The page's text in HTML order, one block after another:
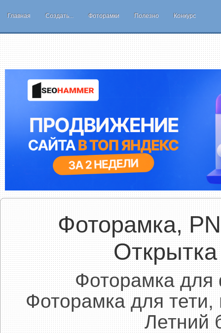
Главная Создать... Фоторамки Полезно Конкурс
Фоторамка,
Фоторамка
Фоторамка для тети,
Летний